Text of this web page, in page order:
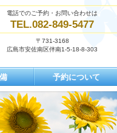
電話でのご予約・お問い合わせは
TEL.082-849-5477
〒731-3168
広島市安佐南区伴南1-5-18-8-303
予約について